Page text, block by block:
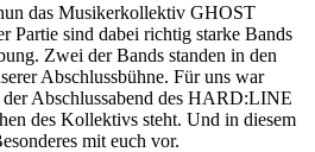
das Musikerkollektiv GHOST
sind dabei richtig starke Bands
Zwei der Bands standen in den
Abschlussbühne. Für uns war
Abschlussabend des HARD:LINE
des Kollektivs steht. Und in diesem
mit euch vor.